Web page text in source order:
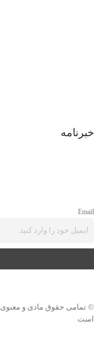
خبرنامه
Email
© تمامی حقوق مادی و معنوی
است